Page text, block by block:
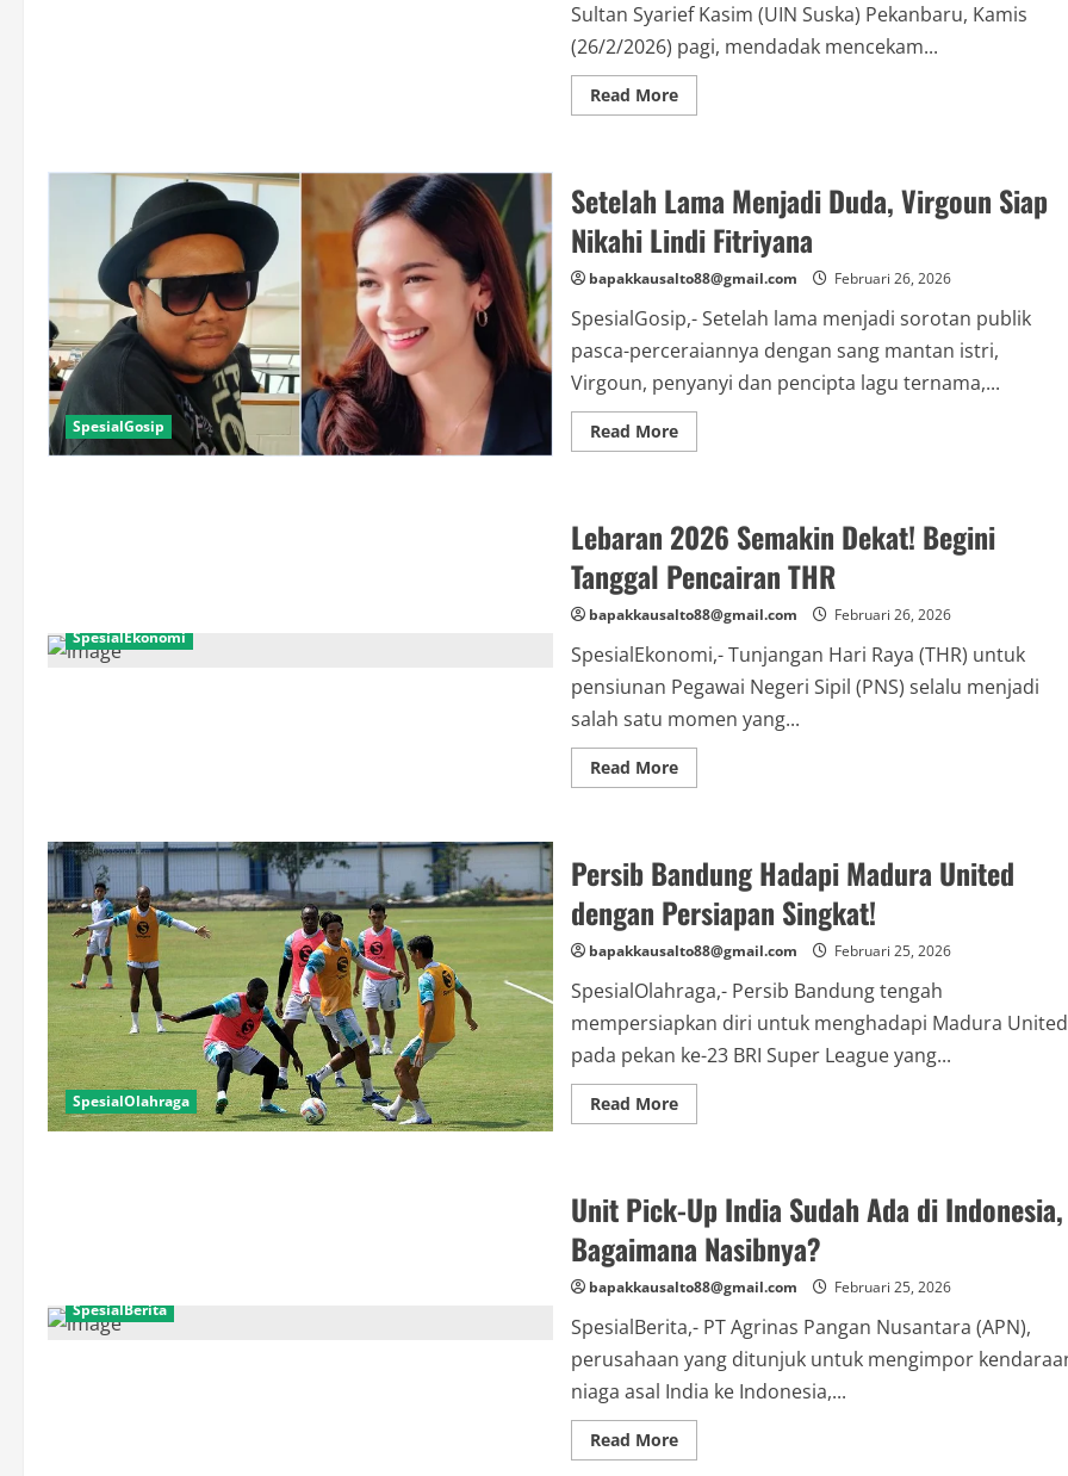
Sultan Syarief Kasim (UIN Suska) Pekanbaru, Kamis
(26/2/2026) pagi, mendadak mencekam...
Read MoreRead
more
Dibacok
Teman
Dekat
Jelang
Sidang
Skripsi
SpesialGosip
Setelah Lama Menjadi Duda, Virgoun Siap
Nikahi Lindi Fitriyana
bapakkausalto88@gmail.com Februari 26, 2026
SpesialGosip,- Setelah lama menjadi sorotan publik
pasca-perceraiannya dengan sang mantan istri,
Virgoun, penyanyi dan pencipta lagu ternama,...
Read MoreRead
more
Duda,
Virgoun
Siap
Nikahi
Lindi
Fitriyana
SpesialEkonomi
Lebaran 2026 Semakin Dekat! Begini
Tanggal Pencairan THR
bapakkausalto88@gmail.com Februari 26, 2026
SpesialEkonomi,- Tunjangan Hari Raya (THR) untuk
pensiunan Pegawai Negeri Sipil (PNS) selalu menjadi
salah satu momen yang...
Read MoreRead
more
Dekat!
Begini
Tanggal
Pencairan
THR
SpesialOlahraga
Persib Bandung Hadapi Madura United
dengan Persiapan Singkat!
bapakkausalto88@gmail.com Februari 25, 2026
SpesialOlahraga,- Persib Bandung tengah
mempersiapkan diri untuk menghadapi Madura United
pada pekan ke-23 BRI Super League yang...
Read MoreRead
more
Madura
United
dengan
Persiapan
Singkat!
SpesialBerita
Unit Pick-Up India Sudah Ada di Indonesia,
Bagaimana Nasibnya?
bapakkausalto88@gmail.com Februari 25, 2026
SpesialBerita,- PT Agrinas Pangan Nusantara (APN),
perusahaan yang ditunjuk untuk mengimpor
niaga asal India ke Indonesia,...
Read MoreRead
more